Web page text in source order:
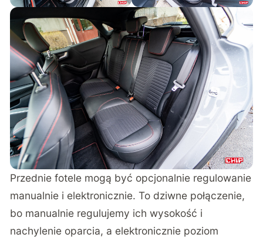
Przednie fotele mogą być opcjonalnie regulowanie
manualnie i elektronicznie. To dziwne połączenie,
bo manualnie regulujemy ich wysokość i
nachylenie oparcia, a elektronicznie poziom